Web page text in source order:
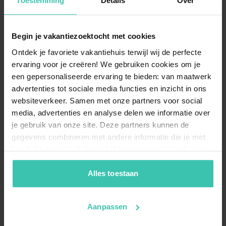
Begin je vakantiezoektocht met cookies
Ontdek je favoriete vakantiehuis terwijl wij de perfecte
ervaring voor je creëren! We gebruiken cookies om je
een gepersonaliseerde ervaring te bieden: van maatwerk
advertenties tot sociale media functies en inzicht in ons
websiteverkeer. Samen met onze partners voor social
media, advertenties en analyse delen we informatie over
je gebruik van onze site. Deze partners kunnen de
gegevens combineren met andere informatie die je met
hen hebt gedeeld of die zij hebben verzameld op basis
van je gebruik van hun diensten. Zo zorgen we ervoor dat
jouw vakantiezoektocht soepel en op maat verloopt!
Alles toestaan
Aanpassen
Reise mieten?
alle, die eine kompakte und dennoch komfortable
Unterkunft suchen. Diese Unterkünfte sind oft
modern eingerichtetund bieten Ihnen einen
hervorragenden Ausgangspunkt für
Entdeckungstouren durch das wasserreiche Friesland.
Wie ist die Lage der Ferienhäuser in Koudum
in Bezug auf das Wasser?
Da Koudum als das warme Herz der friesischen
Seenplatte gilt, liegt Ihr Domizil oftin direkter Nähe
zu Kanälenoder Seen. Dies bietet Ihnen ideale
Gelegenheiten zum Segeln, Angeln oder einfach nur